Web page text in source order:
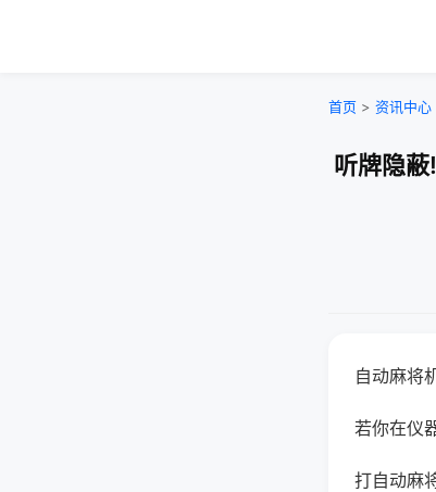
首页 > 资讯中心
听牌隐
自动麻将
若你在仪
打自动麻